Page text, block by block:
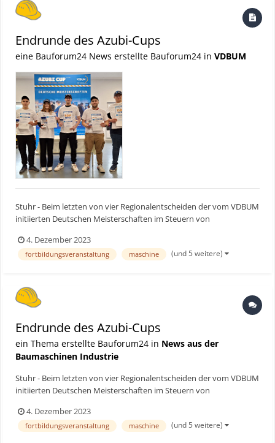
Endrunde des Azubi-Cups
eine Bauforum24 News erstellte Bauforum24 in VDBUM
Stuhr - Beim letzten von vier Regionalentscheiden der vom VDBUM
initiierten Deutschen Meisterschaften im Steuern von
Sache. Ein dickes Ausrufezeichen setzte die einzige Frau im
Teilnehmerfeld. Bauforum24 Artikel (05.10.2023): Vorschau...
4. Dezember 2023
fortbildungsveranstaltung maschine (und 5 weitere)
Endrunde des Azubi-Cups
ein Thema erstellte Bauforum24 in News aus der
Baumaschinen Industrie
Stuhr - Beim letzten von vier Regionalentscheiden der vom VDBUM
initiierten Deutschen Meisterschaften im Steuern von
Sache. Ein dickes Ausrufezeichen setzte die einzige Frau im
Teilnehmerfeld. Bauforum24 Artikel (05.10.2023): Vorschau...
4. Dezember 2023
fortbildungsveranstaltung maschine (und 5 weitere)